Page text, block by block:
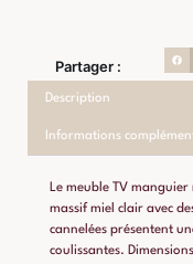
Partager :
Description
Informations
Le meuble TV
massif miel clair avec
cannelées présentent
coulissantes.